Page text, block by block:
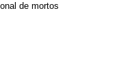
de mortos